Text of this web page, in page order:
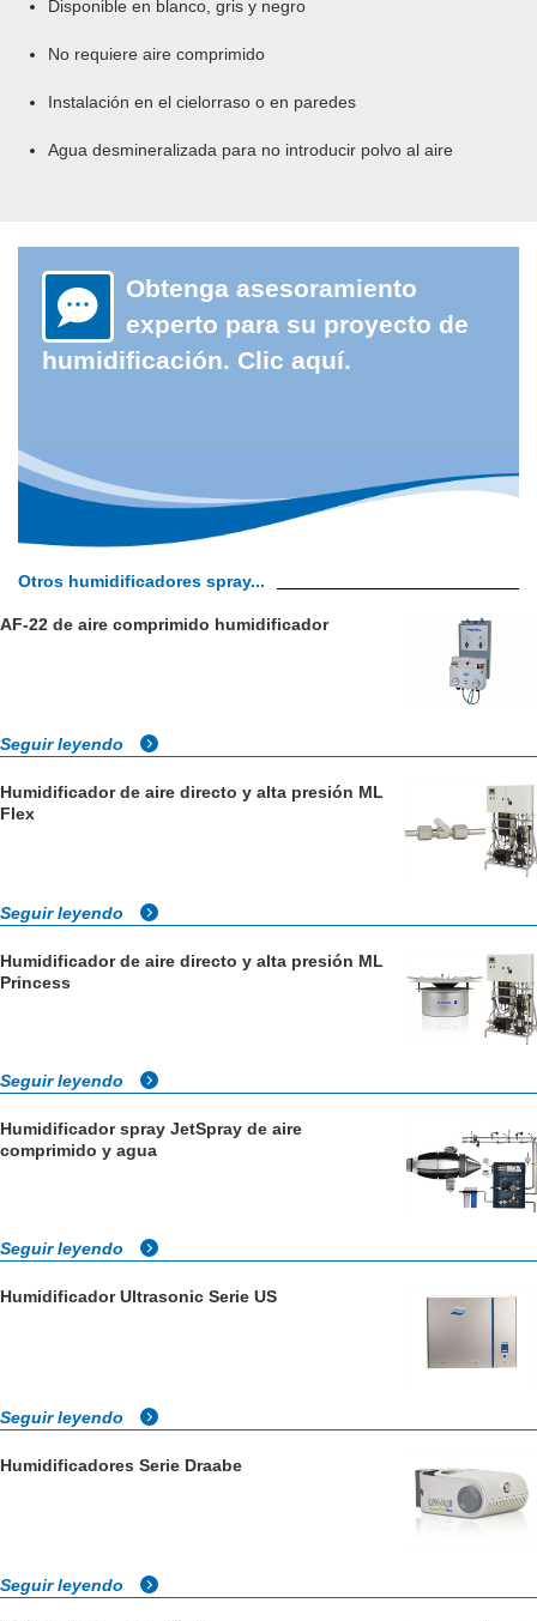
Disponible en blanco, gris y negro
No requiere aire comprimido
Instalación en el cielorraso o en paredes
Agua desmineralizada para no introducir polvo al aire
Obtenga asesoramiento
experto para su proyecto de
humidificación. Clic aquí.
Otros humidificadores spray...
AF-22 de aire comprimido humidificador
Seguir leyendo
Humidificador de aire directo y alta presión ML
Flex
Seguir leyendo
Humidificador de aire directo y alta presión ML
Princess
Seguir leyendo
Humidificador spray JetSpray de aire
comprimido y agua
Seguir leyendo
Humidificador Ultrasonic Serie US
Seguir leyendo
Humidificadores Serie Draabe
Seguir leyendo